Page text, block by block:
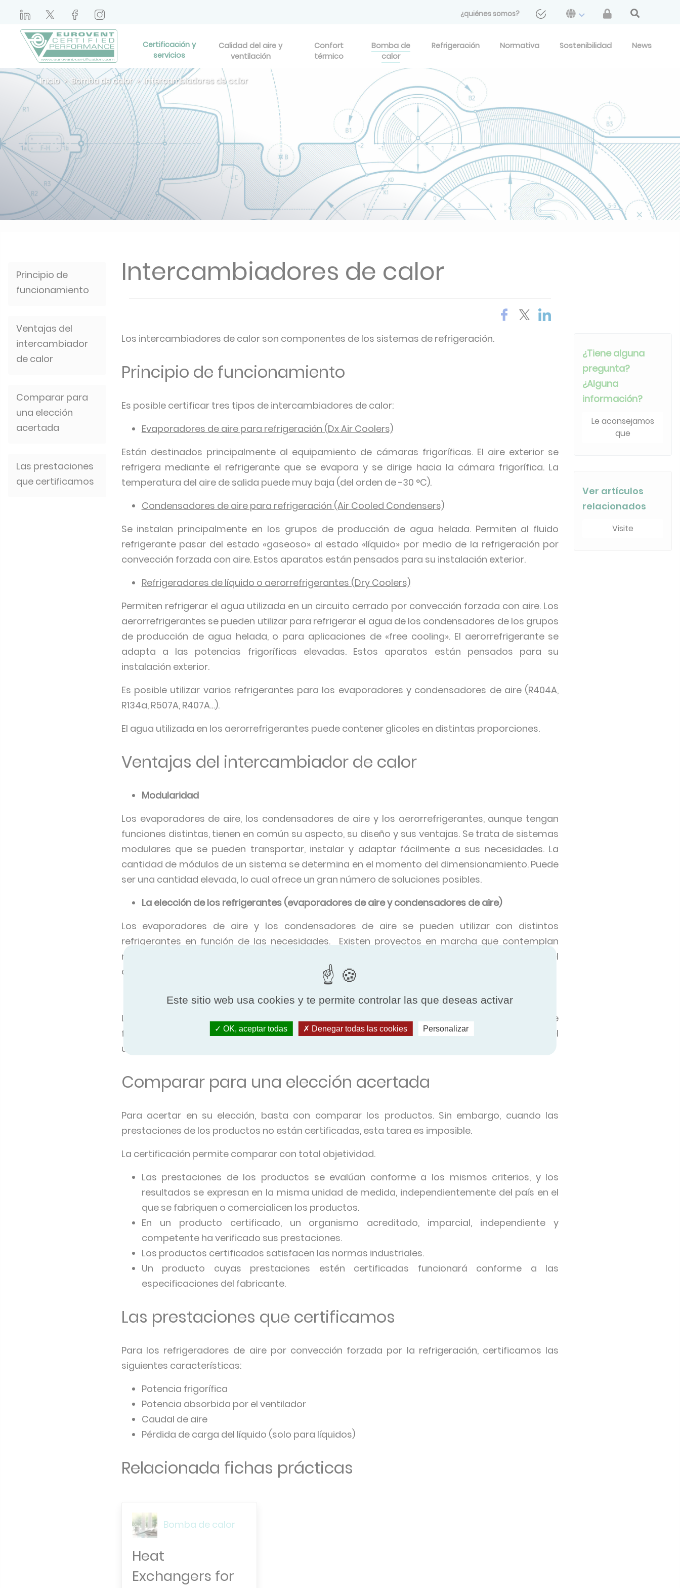
¿quiénes somos?
Certificación y
servicios
Calidad del aire y
ventilación
Confort
térmico
Bomba de
calor
Refrigeración Normativa Sostenibilidad News
Inicio Bomba de calor Intercambiadores de calor
Principio de
funcionamiento
Ventajas del
intercambiador
de calor
Comparar para
una elección
acertada
Las prestaciones
que certificamos
Intercambiadores de calor
Los intercambiadores de calor son componentes de los sistemas de refrigeración.
Principio de funcionamiento
Es posible certificar tres tipos de intercambiadores de calor:
Evaporadores de aire para refrigeración (Dx Air Coolers)
Están destinados principalmente al equipamiento de cámaras frigoríficas. El aire exterior se
refrigera mediante el refrigerante que se evapora y se dirige hacia la cámara frigorífica. La
temperatura del aire de salida puede muy baja (del orden de -30 °C).
Condensadores de aire para refrigeración (Air Cooled Condensers)
Se instalan principalmente en los grupos de producción de agua helada. Permiten al fluido
refrigerante pasar del estado «gaseoso» al estado «líquido» por medio de la refrigeración por
convección forzada con aire. Estos aparatos están pensados para su instalación exterior.
Refrigeradores de líquido o aerorrefrigerantes (Dry Coolers)
Permiten refrigerar el agua utilizada en un circuito cerrado por convección forzada con aire. Los
aerorrefrigerantes se pueden utilizar para refrigerar el agua de los condensadores de los grupos
de producción de agua helada, o para aplicaciones de «free cooling». El aerorrefrigerante se
adapta a las potencias frigoríficas elevadas. Estos aparatos están pensados para su
instalación exterior.
Es posible utilizar varios refrigerantes para los evaporadores y condensadores de aire (R404A,
R134a, R507A, R407A…).
El agua utilizada en los aerorrefrigerantes puede contener glicoles en distintas proporciones.
Ventajas del intercambiador de calor
Modularidad
Los evaporadores de aire, los condensadores de aire y los aerorrefrigerantes, aunque tengan
funciones distintas, tienen en común su aspecto, su diseño y sus ventajas. Se trata de sistemas
modulares que se pueden transportar, instalar y adaptar fácilmente a sus necesidades. La
cantidad de módulos de un sistema se determina en el momento del dimensionamiento. Puede
ser una cantidad elevada, lo cual ofrece un gran número de soluciones posibles.
La elección de los refrigerantes (evaporadores de aire y condensadores de aire)
Los evaporadores de aire y los condensadores de aire se pueden utilizar con distintos
refrigerantes en función de las necesidades. Existen proyectos en marcha que contemplan
refrigerantes naturales con índices GWP reducidos, por ejemplo, el dióxido de carbono (CO2) o el
amoniaco (NH3).
Ventajas sanitarias y económicas (aerorrefrigerantes)
Los aerorrefrigerantes no presentan ningún riesgo para la salud, por ejemplo, la legionela, ya que
funcionan en un circuito de agua cerrado. Además, favorecen el ahorro energético a través del
uso del «free cooling».
Comparar para una elección acertada
Para acertar en su elección, basta con comparar los productos. Sin embargo, cuando las
prestaciones de los productos no están certificadas, esta tarea es imposible.
La certificación permite comparar con total objetividad.
Las prestaciones de los productos se evalúan conforme a los mismos criterios, y los
resultados se expresan en la misma unidad de medida, independientemente del país en el
que se fabriquen o comercialicen los productos.
En un producto certificado, un organismo acreditado, imparcial, independiente y
competente ha verificado sus prestaciones.
Los productos certificados satisfacen las normas industriales.
Un producto cuyas prestaciones estén certificadas funcionará conforme a las
especificaciones del fabricante.
Las prestaciones que certificamos
Para los refrigeradores de aire por convección forzada por la refrigeración, certificamos las
siguientes características:
Potencia frigorífica
Potencia absorbida por el ventilador
Caudal de aire
Pérdida de carga del líquido (solo para líquidos)
Relacionada fichas prácticas
Bomba de calor
Heat
Exchangers for
¿Tiene alguna
pregunta?
¿Alguna
información?
Le aconsejamos
que
Ver artículos
relacionados
Visite
Este sitio web usa cookies y te permite controlar las que deseas activar
OK, aceptar todas Denegar todas las cookies Personalizar